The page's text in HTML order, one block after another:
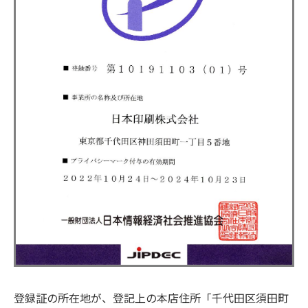
登録証の所在地が、登記上の本店住所「千代田区須田町